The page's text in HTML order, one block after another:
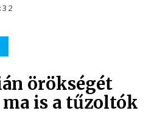
örökségét
is a tűzoltók